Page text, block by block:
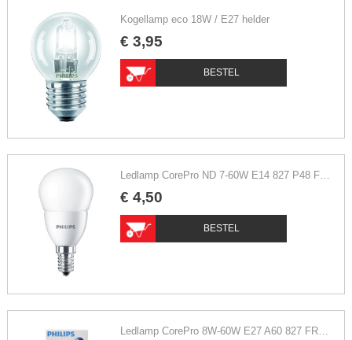
Kogellamp eco 18W / E27 helder
€ 3,95
BESTEL
Ledlamp CorePro ND 7-60W E14 827 P48 FR extra warm wit
€ 4,50
BESTEL
Ledlamp CorePro 8W-60W E27 A60 827 FR ND extra warm wit